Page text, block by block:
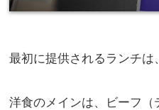
最初に提供されるランチは
洋食のメインは、ビーフ